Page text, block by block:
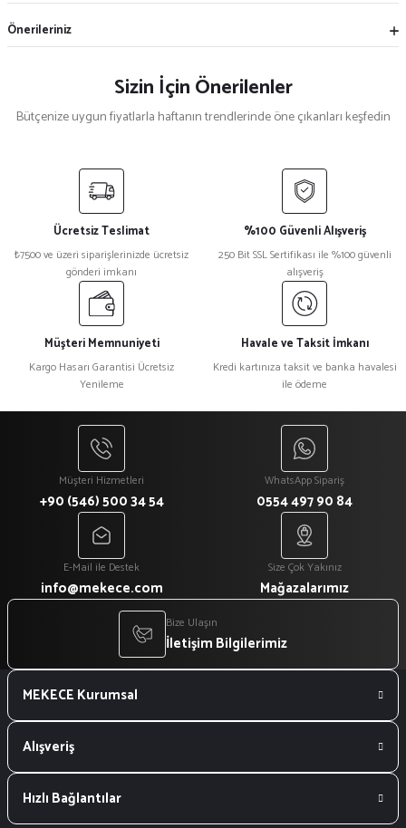
Önerileriniz
Sizin İçin Önerilenler
Bütçenize uygun fiyatlarla haftanın trendlerinde öne çıkanları keşfedin
Nikah Şekeri Hediyeliği Metal Ayna Magnet Nks-01
₺ 47
%15
Kristal Plaket Ekt-165a
₺ 918
Ücretsiz Teslimat
₺7500 ve üzeri siparişlerinizde ücretsiz
gönderi imkanı
%100 Güvenli Alışveriş
250 Bit SSL Sertifikası ile %100 güvenli
alışveriş
Müşteri Memnuniyeti
Kargo Hasarı Garantisi Ücretsiz
Yenileme
Havale ve Taksit İmkanı
Kredi kartınıza taksit ve banka havalesi
ile ödeme
Müşteri Hizmetleri
+90 (546) 500 34 54
WhatsApp Sipariş
0554 497 90 84
E-Mail ile Destek
info@mekece.com
Size Çok Yakınız
Mağazalarımız
Bize Ulaşın
İletişim Bilgilerimiz
MEKECE Kurumsal
Alışveriş
Hızlı Bağlantılar